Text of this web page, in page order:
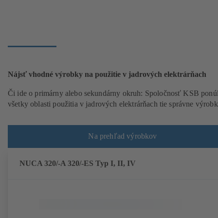
Nájsť vhodné výrobky na použitie v jadrových elektrárňach
Či ide o primárny alebo sekundárny okruh: Spoločnosť KSB
všetky oblasti použitia v jadrových elektrárňach tie správne
Na prehľad výrobkov
NUCA 320/-A 320/-ES Typ I, II, IV